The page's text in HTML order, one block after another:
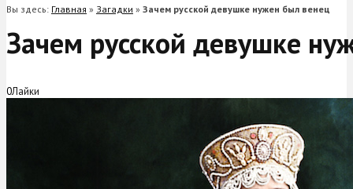
Вы здесь: Главная » Загадки » Зачем русской девушке нужен был венец
Зачем русской девушке
0Лайки